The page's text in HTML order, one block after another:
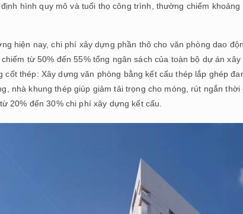
hình quy mô và tuổi thọ công trình, thường chiếm
hiện nay, chi phí xây dựng phần thô cho văn phòng dao
từ 50% đến 55% tổng ngân sách của toàn bộ dự án xây
cốt thép: Xây dựng văn phòng bằng kết cấu thép lắp ghép
nhà khung thép giúp giảm tải trọng cho móng, rút ngắn
20% đến 30% chi phí xây dựng kết cấu.